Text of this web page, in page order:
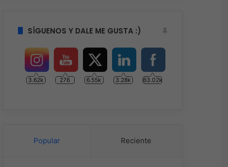
SÍGUENOS Y DALE ME GUSTA :)
3.62k 276 6.55k 3.28k 63.02k
Popular Reciente